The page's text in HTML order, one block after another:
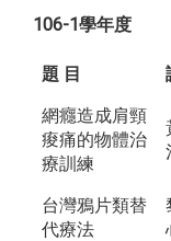
106-1學年度
題 目
網癮造成肩頸
痠痛的物體治
療訓練
台灣鴉片類替
代療法